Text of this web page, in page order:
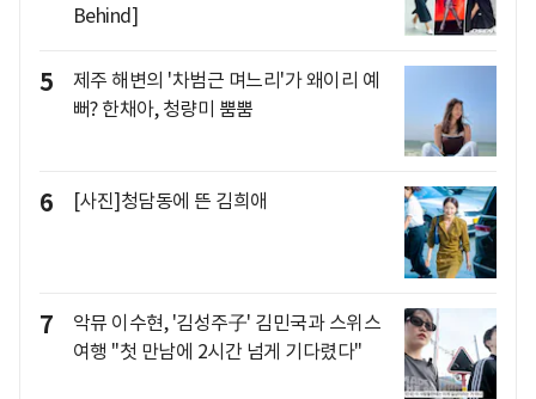
Behind]
5
제주 해변의 '차범근 며느리'가 왜이리 예
뻐? 한채아, 청량미 뿜뿜
6 [사진]청담동에 뜬 김희애
7
악뮤 이수현, '김성주子' 김민국과 스위스
여행 "첫 만남에 2시간 넘게 기다렸다"